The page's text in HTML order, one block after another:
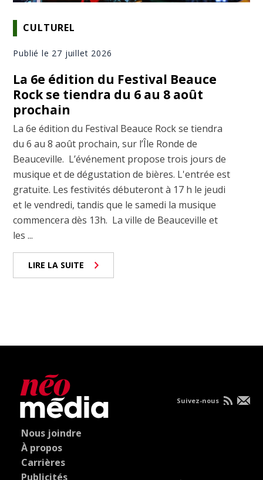
CULTUREL
Publié le 27 juillet 2026
La 6e édition du Festival Beauce
Rock se tiendra du 6 au 8 août
prochain
La 6e édition du Festival Beauce Rock se tiendra
du 6 au 8 août prochain, sur l’Île Ronde de
Beauceville. L’événement propose trois jours de
musique et de dégustation de bières. L'entrée est
gratuite. Les festivités débuteront à 17 h le jeudi
et le vendredi, tandis que le samedi la musique
commencera dès 13h. La ville de Beauceville et
les ...
LIRE LA SUITE
Nous joindre
À propos
Carrières
Publicités
Suivez-nous